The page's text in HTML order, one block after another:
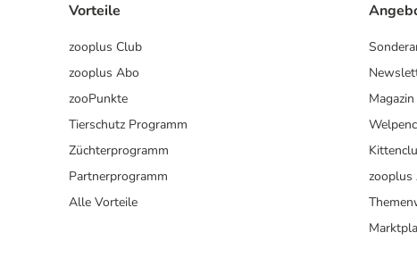
Vorteile
zooplus Club
zooplus Abo
zooPunkte
Tierschutz Programm
Züchterprogramm
Partnerprogramm
Alle Vorteile
Magazin
zooplus